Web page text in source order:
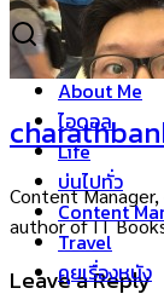
About Me
ไอดอล
Life
บ่นไปทั่ว
Content
Travel
คุยเรื่องหนัง
Content
author of IT
Leave a Reply